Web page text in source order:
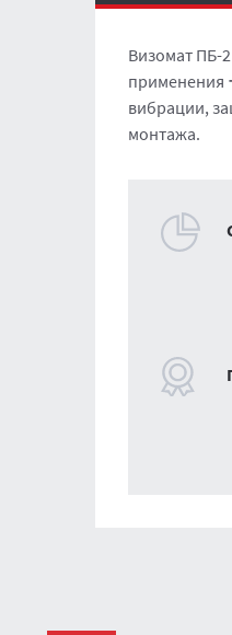
Визомат ПБ-
применения
вибрации,
монтажа.